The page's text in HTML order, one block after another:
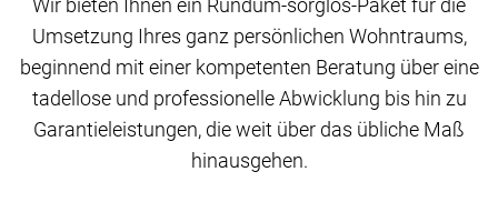
Umsetzung Ihres ganz persönlichen Wohntraums,
beginnend mit einer kompetenten Beratung über eine
tadellose und professionelle Abwicklung bis hin zu
Garantieleistungen, die weit über das übliche Maß
hinausgehen.